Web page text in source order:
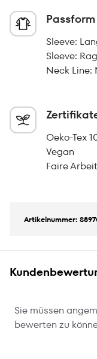
Passform
Sleeve:
Sleeve:
Neck Line:
Oeko-Tex
Vegan
Faire
Artikelnummer:
Sie müssen
bewerten zu